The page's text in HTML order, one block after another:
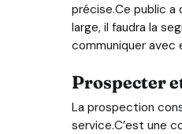
précise.Ce public a
large, il faudra la
communiquer avec
Prospecter
La prospection
service.C’est une